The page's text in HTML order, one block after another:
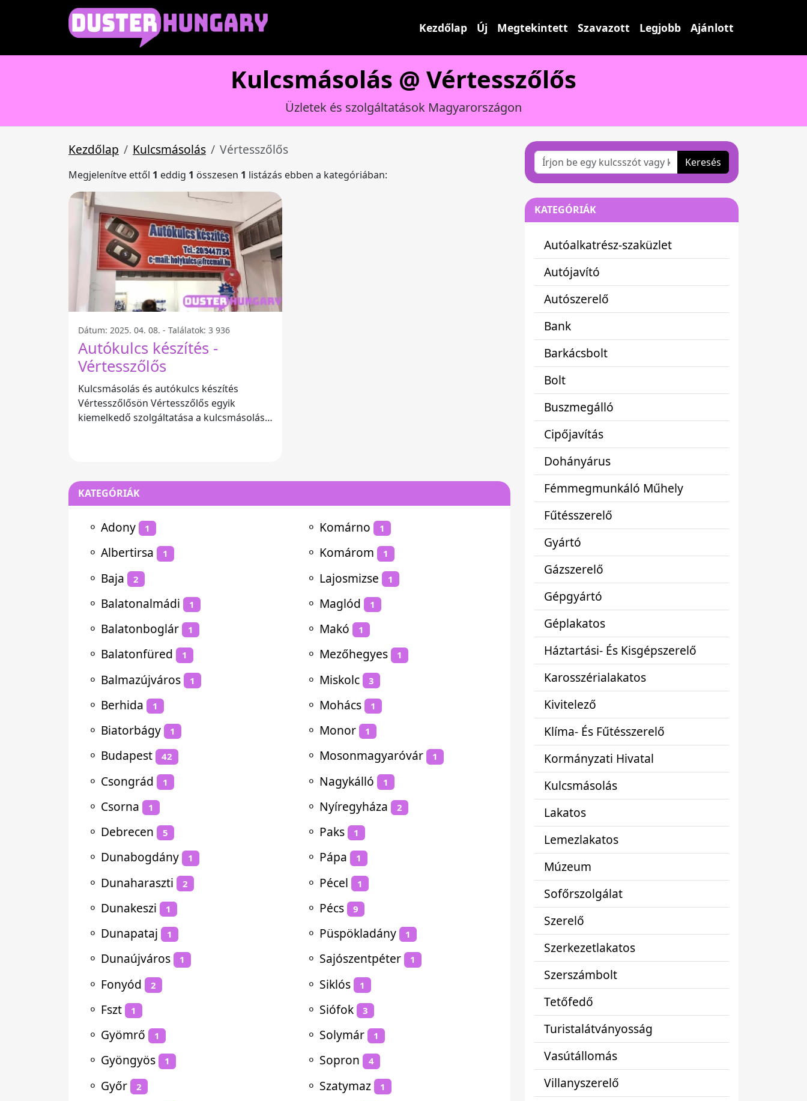
Kezdőlap Új Megtekintett Szavazott Legjobb Ajánlott
Kulcsmásolás @ Vértesszőlős
Üzletek és szolgáltatások Magyarországon
Kezdőlap Kulcsmásolás Vértesszőlős
Megjelenítve ettől 1 eddig 1 összesen 1 listázás ebben a kategóriában:
Dátum: 2025. 04. 08. - Találatok: 3 936
Autókulcs készítés -
Vértesszőlős
Kulcsmásolás és autókulcs készítés
Vértesszőlősön Vértesszőlős egyik
kiemelkedő szolgáltatása a kulcsmásolás
KATEGÓRIÁK
⚬ Adony 1
⚬ Albertirsa 1
⚬ Baja 2
⚬ Balatonalmádi 1
⚬ Balatonboglár 1
⚬ Balatonfüred 1
⚬ Balmazújváros 1
⚬ Berhida 1
⚬ Biatorbágy 1
⚬ Budapest 42
⚬ Csongrád 1
⚬ Csorna 1
⚬ Debrecen 5
⚬ Dunabogdány 1
⚬ Dunaharaszti 2
⚬ Dunakeszi 1
⚬ Dunapataj 1
⚬ Dunaújváros 1
⚬ Fonyód 2
⚬ Fszt 1
⚬ Gyömrő 1
⚬ Gyöngyös 1
⚬ Győr 2
⚬ Komárno 1
⚬ Komárom 1
⚬ Lajosmizse 1
⚬ Maglód 1
⚬ Makó 1
⚬ Mezőhegyes 1
⚬ Miskolc 3
⚬ Mohács 1
⚬ Monor 1
⚬ Mosonmagyaróvár 1
⚬ Nagykálló 1
⚬ Nyíregyháza 2
⚬ Paks 1
⚬ Pápa 1
⚬ Pécel 1
⚬ Pécs 9
⚬ Püspökladány 1
⚬ Sajószentpéter 1
⚬ Siklós 1
⚬ Siófok 3
⚬ Solymár 1
⚬ Sopron 4
⚬ Szatymaz 1
Keresés
KATEGÓRIÁK
Autóalkatrész-szaküzlet
Autójavító
Autószerelő
Bank
Barkácsbolt
Bolt
Buszmegálló
Cipőjavítás
Dohányárus
Fémmegmunkáló Műhely
Fűtésszerelő
Gyártó
Gázszerelő
Gépgyártó
Géplakatos
Háztartási- És Kisgépszerelő
Karosszérialakatos
Kivitelező
Klíma- És Fűtésszerelő
Kormányzati Hivatal
Kulcsmásolás
Lakatos
Lemezlakatos
Múzeum
Sofőrszolgálat
Szerelő
Szerkezetlakatos
Szerszámbolt
Tetőfedő
Turistalátványosság
Vasútállomás
Villanyszerelő